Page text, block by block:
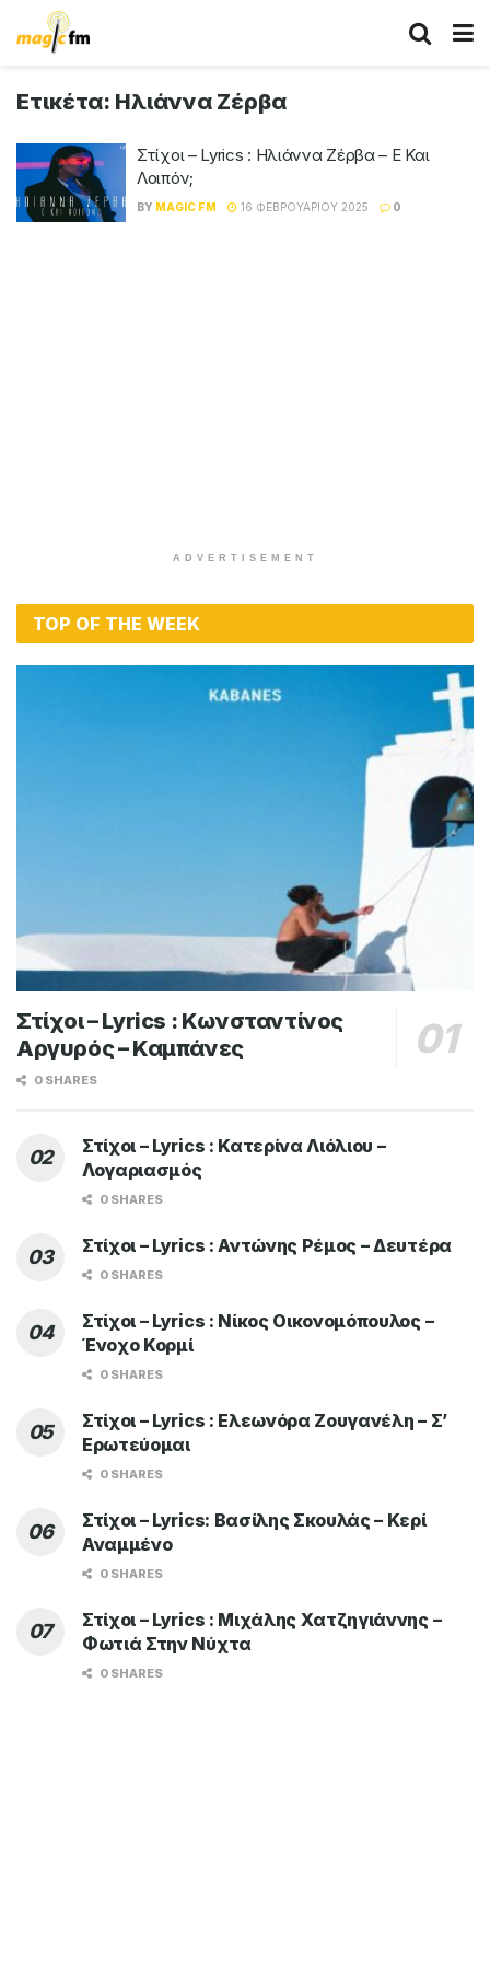
Ετικέτα: Ηλιάννα Ζέρβα
Στίχοι – Lyrics : Ηλιάννα Ζέρβα – Ε Και
Λοιπόν;
BY MAGIC FM 16 ΦΕΒΡΟΥΑΡΊΟΥ 2025 0
ADVERTISEMENT
TOP OF THE WEEK
Στίχοι – Lyrics : Κωνσταντίνος
Αργυρός – Καμπάνες
0 SHARES
Στίχοι – Lyrics : Κατερίνα Λιόλιου –
Λογαριασμός
0 SHARES
Στίχοι – Lyrics : Αντώνης Ρέμος – Δευτέρα
0 SHARES
Στίχοι – Lyrics : Νίκος Οικονομόπουλος –
Ένοχο Κορμί
0 SHARES
Στίχοι – Lyrics : Ελεωνόρα Ζουγανέλη – Σ’
Ερωτεύομαι
0 SHARES
Στίχοι – Lyrics: Βασίλης Σκουλάς – Κερί
Αναμμένο
0 SHARES
Στίχοι – Lyrics : Μιχάλης Χατζηγιάννης –
Φωτιά Στην Νύχτα
0 SHARES